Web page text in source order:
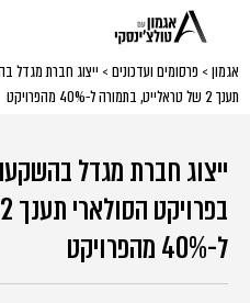
אגמון > פרסומים ועדכונים >
תענך 2 של טראלייט, בתמורה ל-40% מהפרויקט
ל-40% מהפרויקט